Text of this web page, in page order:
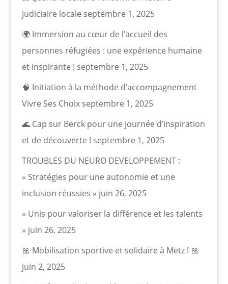
judiciaire locale septembre 1, 2025
🌍 Immersion au cœur de l’accueil des
personnes réfugiées : une expérience humaine
et inspirante ! septembre 1, 2025
🧠 Initiation à la méthode d’accompagnement
Vivre Ses Choix septembre 1, 2025
🌊 Cap sur Berck pour une journée d’inspiration
et de découverte ! septembre 1, 2025
TROUBLES DU NEURO DEVELOPPEMENT :
« Stratégies pour une autonomie et une
inclusion réussies » juin 26, 2025
« Unis pour valoriser la différence et les talents
» juin 26, 2025
🎀 Mobilisation sportive et solidaire à Metz ! 🎀
juin 2, 2025